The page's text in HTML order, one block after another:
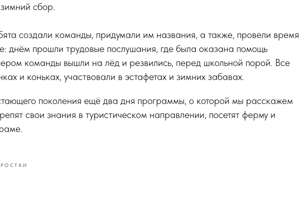
сбор.
создали команды, придумали им названия, а также, провели время
днём прошли трудовые послушания, где была оказана помощь
команды вышли на лёд и резвились, перед школьной порой. Все
и коньках, участвовали в эстафетах и зимних забавах.
поколения ещё два дня программы, о которой мы расскажем
свои знания в туристическом направлении, посетят ферму и